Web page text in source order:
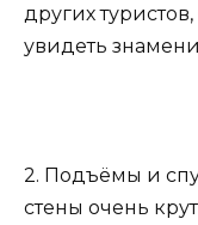
других
увидеть
2. Подъёмы и
стены очень